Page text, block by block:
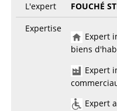
L'expert
FOUCHÉ
Expertise
Expert
biens
Expert
Expert